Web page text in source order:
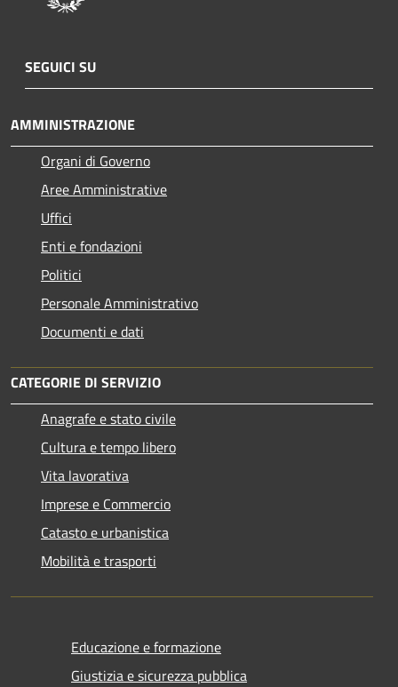
SEGUICI SU
AMMINISTRAZIONE
Organi di Governo
Aree Amministrative
Uffici
Enti e fondazioni
Politici
Personale Amministrativo
Documenti e dati
CATEGORIE DI SERVIZIO
Anagrafe e stato civile
Cultura e tempo libero
Vita lavorativa
Imprese e Commercio
Catasto e urbanistica
Mobilità e trasporti
Educazione e formazione
Giustizia e sicurezza pubblica